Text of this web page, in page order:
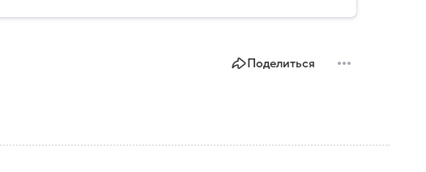
Поделиться